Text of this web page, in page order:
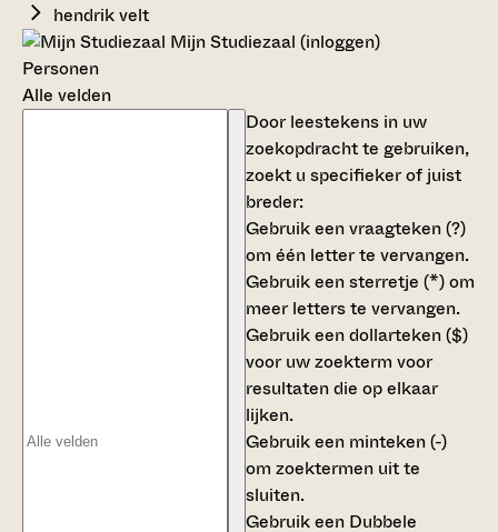
hendrik velt
Mijn Studiezaal (inloggen)
Personen
Alle velden
Door leestekens in uw
zoekopdracht te gebruiken,
zoekt u specifieker of juist
breder:
Gebruik eenvraagteken (?)
om één letter te vervangen.
Gebruik eensterretje (*)om
meer letters te vervangen.
Gebruik eendollarteken ($)
voor uw zoekterm voor
resultaten die op elkaar
lijken.
Gebruik een minteken (-)
om zoektermen uit te
sluiten.
Gebruik een Dubbele